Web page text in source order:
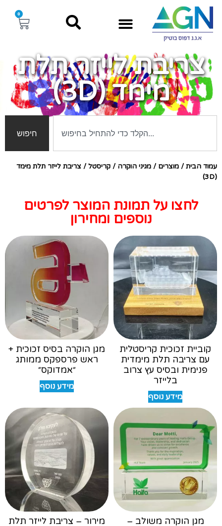
0
צריבת לייזר תלת
מימד (3D)
חיפוש
עמוד הבית / מוצרים / מגיני הוקרה / קריסטל / צריבת לייזר תלת מימד
(3D)
לחצו על תמונת המוצר לפרטים
נוספים ומחירון
קוביית זכוכית קריסטלית
עם צריבה תלת מימדית
פנימית ובסיס עץ צרוב
בלייזר
מידע נוסף
מגן הוקרה בסיס זכוכית +
ראש פרספקס ממותג
״אמדוקס״
מידע נוסף
מגן הוקרה משולב –
מירור – צריבת לייזר תלת